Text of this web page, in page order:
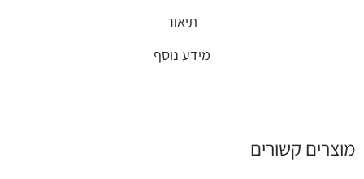
תיאור
מידע נוסף
מוצרים קשורים